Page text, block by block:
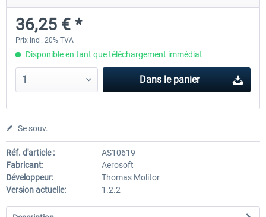
49,36 € *
36,25 € *
Prix incl. 20% TVA
Disponible en tant que téléchargement immédiat
Dans le panier
Se souv.
Réf. d'article :
AS10619
Fabricant:
Aerosoft
Développeur:
Thomas Molitor
Version actuelle:
1.2.2